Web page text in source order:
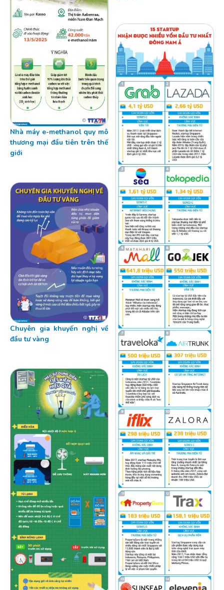
Nhà máy e-methanol quy mô
thương mại đầu tiên trên thế
giới
Chuyên gia khuyến nghị về
đầu tư vàng